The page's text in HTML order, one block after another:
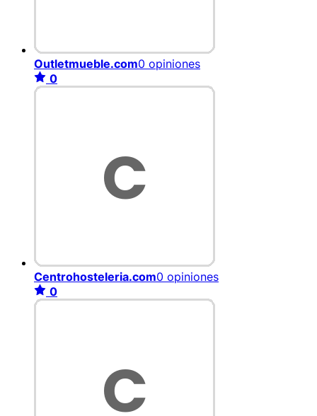
Outletmueble.com0 opiniones
0
Centrohosteleria.com0 opiniones
0